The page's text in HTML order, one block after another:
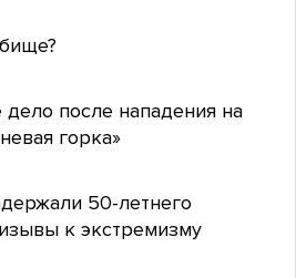
после нападения на
горка»
50-летнего
к экстремизму